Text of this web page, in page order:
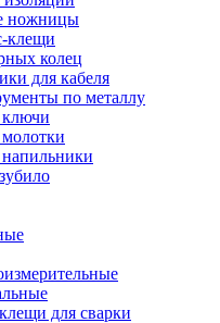
ножницы
клещи
колец
для кабеля
по металлу
для сварки